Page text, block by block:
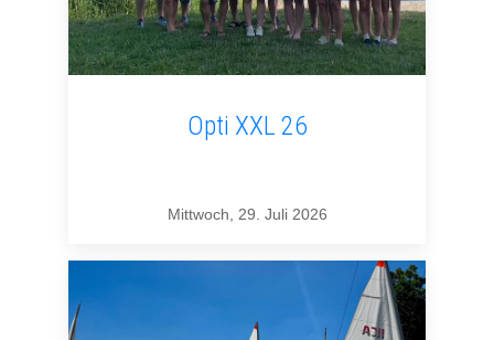
Opti XXL 26
Mittwoch, 29. Juli 2026